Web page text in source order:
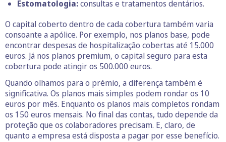
Estomatologia:consultas e tratamentos dentários.
O capital coberto dentro de cada cobertura também varia
consoante a apólice. Por exemplo, nos planos base, pode
encontrar despesas de hospitalização cobertas até 15.000
euros. Já nos planos premium, o capital seguro para esta
cobertura pode atingir os 500.000 euros.
Quando olhamos para o prémio, a diferença também é
significativa. Os planos mais simples podem rondar os 10
euros por mês. Enquanto os planos mais completos rondam
os 150 euros mensais. No final das contas, tudo depende da
proteção que os colaboradores precisam. E, claro, de
quanto a empresa está disposta a pagar por esse benefício.